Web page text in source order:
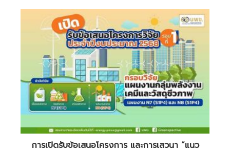
การเปิดรับข้อเสนอโครงการ และการเสวนา “แนว